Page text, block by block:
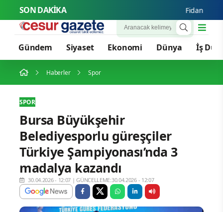
SON DAKİKA Fidan:
Gündem Siyaset Ekonomi Dünya İş
Haberler Spor
SPOR
Bursa Büyükşehir
Belediyesporlu güreşçiler
Türkiye Şampiyonası’nda 3
madalya kazandı
30.04.2026 - 12:07 |GÜNCELLEME:30.04.2026 - 12:07